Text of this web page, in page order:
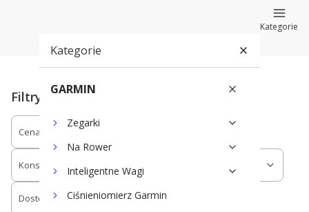
Kategorie
Kategorie
GARMIN
Zegarki
Na Rower
Inteligentne Wagi
Ciśnieniomierz Garmin
Filtry
Cena
Konstrukcja wieży wakeboardowej
Dostępność